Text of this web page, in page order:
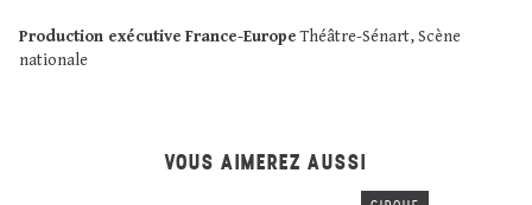
Production exécutive France-EuropeThéâtre-Sénart, Scène
nationale
VOUS AIMEREZ AUSSI